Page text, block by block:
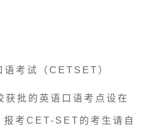
语考试（ CETSET）
获批的英语口语考点设在
报考 CET-SET的考生请自